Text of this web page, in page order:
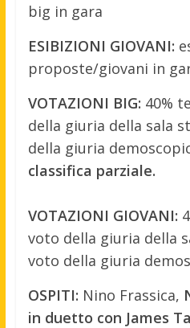
big in gara
ESIBIZIONI GIOVANI:
proposte/giovani in
VOTAZIONI BIG: 40%
della giuria della sala
della giuria
classifica parziale.
VOTAZIONI GIOVANI:
voto della giuria della
voto della giuria
OSPITI: Nino Frassica,
in duetto con James